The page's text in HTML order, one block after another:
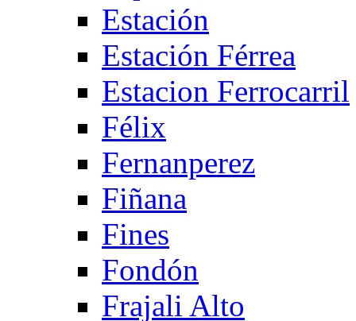
Estación
Estación Férrea
Estacion Ferrocarril
Félix
Fernanperez
Fiñana
Fines
Fondón
Frajali Alto